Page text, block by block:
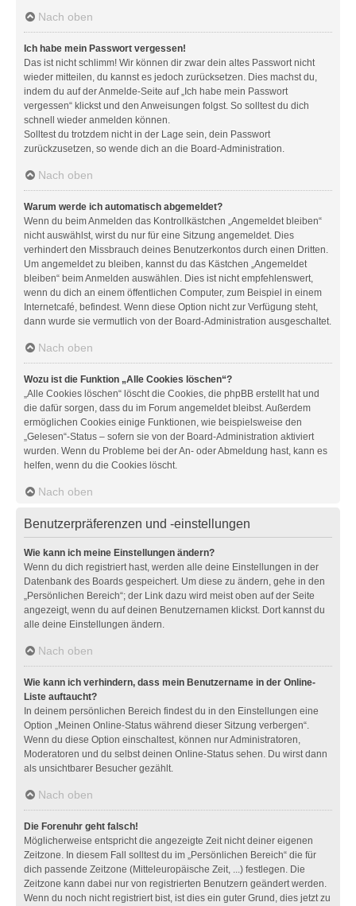
Nach oben
Ich habe mein Passwort vergessen!
Das ist nicht schlimm! Wir können dir zwar dein altes Passwort nicht
wieder mitteilen, du kannst es jedoch zurücksetzen. Dies machst du,
indem du auf der Anmelde-Seite auf „Ich habe mein Passwort
vergessen“ klickst und den Anweisungen folgst. So solltest du dich
schnell wieder anmelden können.
Solltest du trotzdem nicht in der Lage sein, dein Passwort
zurückzusetzen, so wende dich an die Board-Administration.
Nach oben
Warum werde ich automatisch abgemeldet?
Wenn du beim Anmelden das Kontrollkästchen „Angemeldet bleiben“
nicht auswählst, wirst du nur für eine Sitzung angemeldet. Dies
verhindert den Missbrauch deines Benutzerkontos durch einen Dritten.
Um angemeldet zu bleiben, kannst du das Kästchen „Angemeldet
bleiben“ beim Anmelden auswählen. Dies ist nicht empfehlenswert,
wenn du dich an einem öffentlichen Computer, zum Beispiel in einem
Internetcafé, befindest. Wenn diese Option nicht zur Verfügung steht,
dann wurde sie vermutlich von der Board-Administration ausgeschaltet.
Nach oben
Wozu ist die Funktion „Alle Cookies löschen“?
„Alle Cookies löschen“ löscht die Cookies, die phpBB erstellt hat und
die dafür sorgen, dass du im Forum angemeldet bleibst. Außerdem
ermöglichen Cookies einige Funktionen, wie beispielsweise den
„Gelesen“-Status – sofern sie von der Board-Administration aktiviert
wurden. Wenn du Probleme bei der An- oder Abmeldung hast, kann es
helfen, wenn du die Cookies löscht.
Nach oben
Benutzerpräferenzen und -einstellungen
Wie kann ich meine Einstellungen ändern?
Wenn du dich registriert hast, werden alle deine Einstellungen in der
Datenbank des Boards gespeichert. Um diese zu ändern, gehe in den
„Persönlichen Bereich“; der Link dazu wird meist oben auf der Seite
angezeigt, wenn du auf deinen Benutzernamen klickst. Dort kannst du
alle deine Einstellungen ändern.
Nach oben
Wie kann ich verhindern, dass mein Benutzername in der Online-
Liste auftaucht?
In deinem persönlichen Bereich findest du in den Einstellungen eine
Option „Meinen Online-Status während dieser Sitzung verbergen“.
Wenn du diese Option einschaltest, können nur Administratoren,
Moderatoren und du selbst deinen Online-Status sehen. Du wirst dann
als unsichtbarer Besucher gezählt.
Nach oben
Die Forenuhr geht falsch!
Möglicherweise entspricht die angezeigte Zeit nicht deiner eigenen
Zeitzone. In diesem Fall solltest du im „Persönlichen Bereich“ die für
dich passende Zeitzone (Mitteleuropäische Zeit, ...) festlegen. Die
Zeitzone kann dabei nur von registrierten Benutzern geändert werden.
Wenn du noch nicht registriert bist, ist dies ein guter Grund, dies jetzt zu